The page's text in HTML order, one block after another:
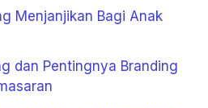
Menjanjikan Bagi Anak
dan Pentingnya Branding